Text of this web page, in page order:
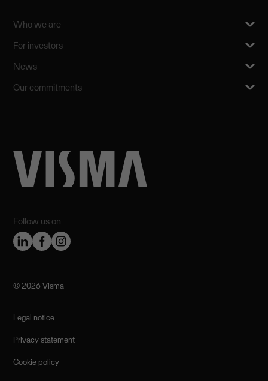
Follow us on
Who we are
For investors
News
Our commitments
©️ 2026 Visma
Legal notice
Privacy statement
Cookie policy